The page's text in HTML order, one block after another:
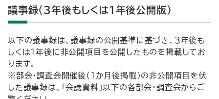
議事録（3年後もしくは1年後公開版）
以下の議事録は、議事録の公開基準に基づき、３年後も
しくは１年後に非公開項目を公開したものを掲載してお
ります。
※部会・調査会開催後（1か月後掲載）の非公開項目を伏
した議事録は、「会議資料」以下の各部会・調査会からご